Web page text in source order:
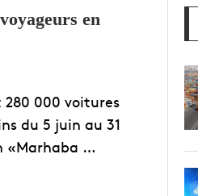
en
280 000 voitures
du 5 juin au 31
«Marhaba …